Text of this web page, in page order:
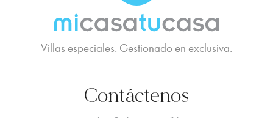
Villas especiales. Gestionado en exclusiva.
Contáctenos